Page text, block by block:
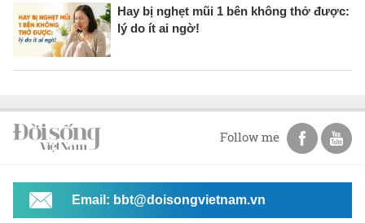
Hay bị nghẹt mũi 1 bên không thở được:
lý do ít ai ngờ!
Follow me
Email: bbt@doisongvietnam.vn